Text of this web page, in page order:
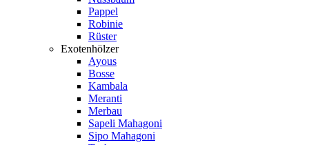
Pappel
Robinie
Rüster
Exotenhölzer
Ayous
Bosse
Kambala
Meranti
Merbau
Sapeli Mahagoni
Sipo Mahagoni